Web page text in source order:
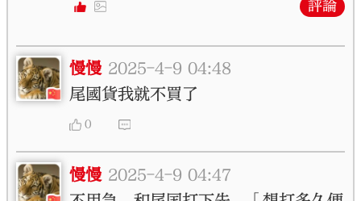
評論
慢慢 2025-4-9 04:48
尾國貨我就不買了
0
慢慢 2025-4-9 04:47